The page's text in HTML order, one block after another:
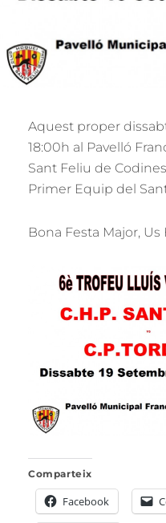
Aquest proper
18:00h al Pavelló
Sant Feliu de
Primer Equip del
Bona Festa Major,
Comparteix
Facebook